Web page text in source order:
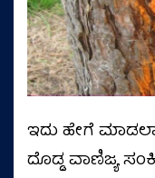
ಇದು ಹೇಗೆ
ದೊಡ್ಡ ವಾಣಿಜ್ಯ